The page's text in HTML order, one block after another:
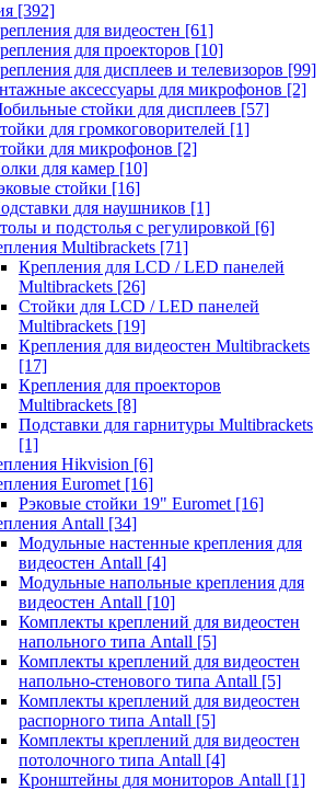
[392]
для видеостен [61]
для проекторов [10]
для дисплеев и телевизоров [99]
аксессуары для микрофонов [2]
стойки для дисплеев [57]
для громкоговорителей [1]
для микрофонов [2]
для камер [10]
стойки [16]
для наушников [1]
и подстолья с регулировкой [6]
Multibrackets [71]
Крепления для LCD / LED панелей
Multibrackets [26]
Стойки для LCD / LED панелей
Multibrackets [19]
Крепления для видеостен Multibrackets
[17]
Крепления для проекторов
Multibrackets [8]
Подставки для гарнитуры Multibrackets
[1]
Hikvision [6]
Euromet [16]
Рэковые стойки 19" Euromet [16]
Antall [34]
Модульные настенные крепления для
видеостен Antall [4]
Модульные напольные крепления для
видеостен Antall [10]
Комплекты креплений для видеостен
напольного типа Antall [5]
Комплекты креплений для видеостен
напольно-стенового типа Antall [5]
Комплекты креплений для видеостен
распорного типа Antall [5]
Комплекты креплений для видеостен
потолочного типа Antall [4]
Кронштейны для мониторов Antall [1]